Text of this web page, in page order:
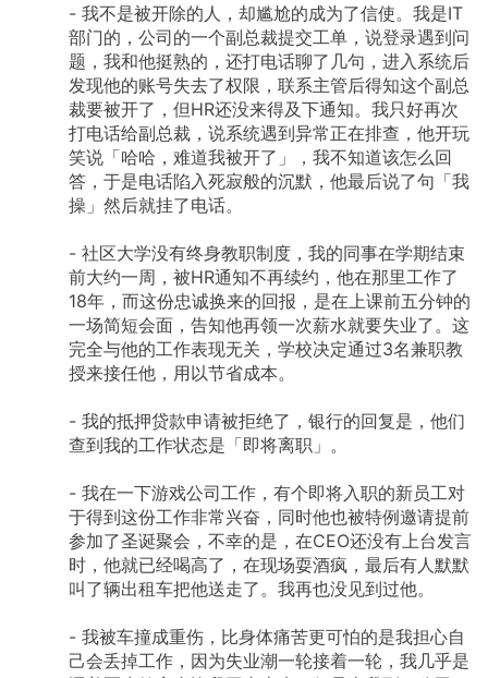
- 我不是被开除的人，却尴尬的成为了信使。我是IT
部门的，公司的一个副总裁提交工单，说登录遇到问
题，我和他挺熟的，还打电话聊了几句，进入系统后
发现他的账号失去了权限，联系主管后得知这个副总
裁要被开了，但HR还没来得及下通知。我只好再次
打电话给副总裁，说系统遇到异常正在排查，他开玩
笑说「哈哈，难道我被开了」，我不知道该怎么回
答，于是电话陷入死寂般的沉默，他最后说了句「我
操」然后就挂了电话。
- 社区大学没有终身教职制度，我的同事在学期结束
前大约一周，被HR通知不再续约，他在那里工作了
18年，而这份忠诚换来的回报，是在上课前五分钟的
一场简短会面，告知他再领一次薪水就要失业了。这
完全与他的工作表现无关，学校决定通过3名兼职教
授来接任他，用以节省成本。
- 我的抵押贷款申请被拒绝了，银行的回复是，他们
查到我的工作状态是「即将离职」。
- 我在一下游戏公司工作，有个即将入职的新员工对
于得到这份工作非常兴奋，同时他也被特例邀请提前
参加了圣诞聚会，不幸的是，在CEO还没有上台发言
时，他就已经喝高了，在现场耍酒疯，最后有人默默
叫了辆出租车把他送走了。我再也没见到过他。
- 我被车撞成重伤，比身体痛苦更可怕的是我担心自
己会丢掉工作，因为失业潮一轮接着一轮，我几乎是